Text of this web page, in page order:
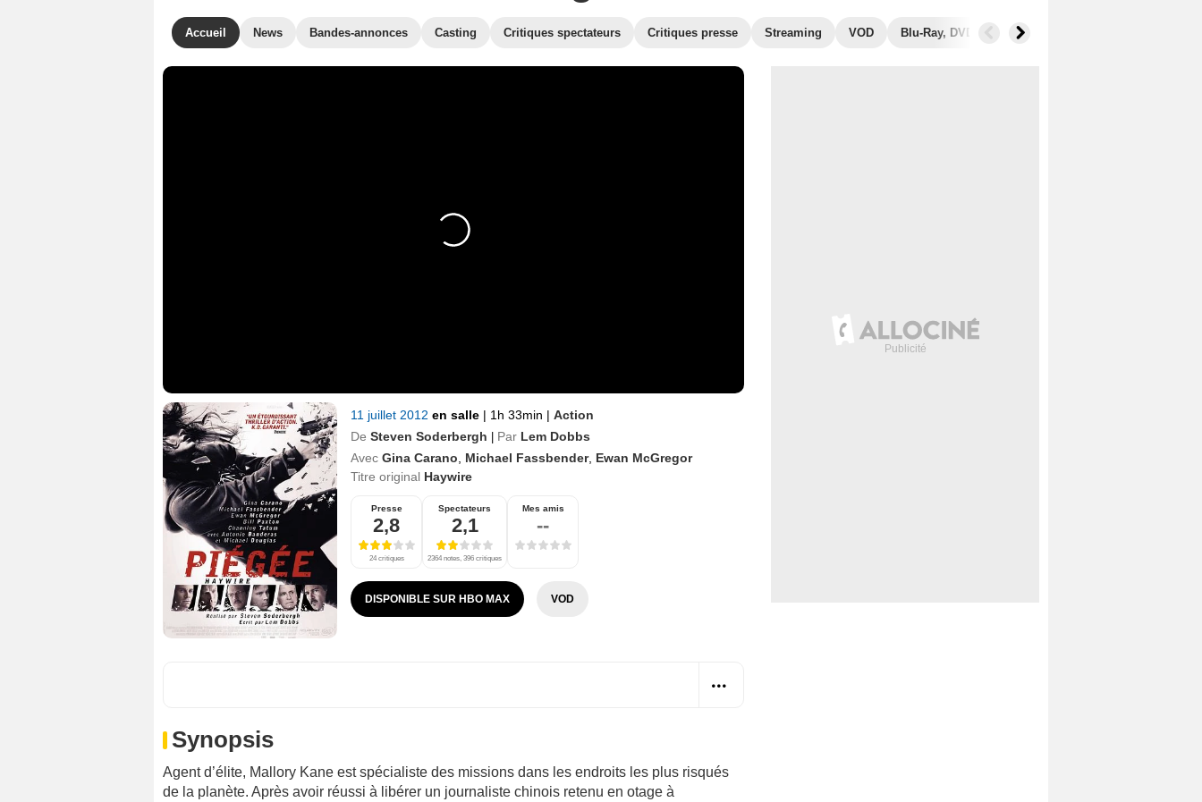
Accueil News Bandes-annonces Casting Critiques spectateurs Critiques presse Streaming VOD Blu-Ray, DVD Photos
11 juillet 2012 en salle | 1h 33min | Action
De Steven Soderbergh | Par Lem Dobbs
Avec Gina Carano Michael Fassbender, Ewan McGregor
Titre original Haywire
Presse
2,8
24 critiques
Spectateurs
2,1
2364 notes, 396 critiques
Mes amis
--
DISPONIBLE SUR HBO MAX VOD
Synopsis
Agent d’élite, Mallory Kane est spécialiste des missions dans les endroits les plus risqués
de la planète. Après avoir réussi à libérer un journaliste chinois retenu en otage à